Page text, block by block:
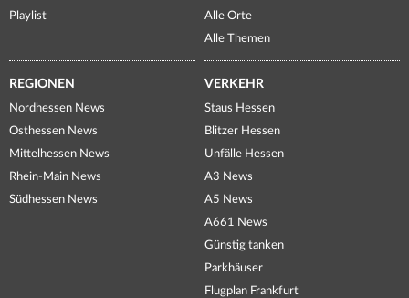
Playlist
Alle Orte
Alle Themen
REGIONEN
Nordhessen News
Osthessen News
Mittelhessen News
Rhein-Main News
Südhessen News
VERKEHR
Staus Hessen
Blitzer Hessen
Unfälle Hessen
A3 News
A5 News
A661 News
Günstig tanken
Parkhäuser
Flugplan Frankfurt